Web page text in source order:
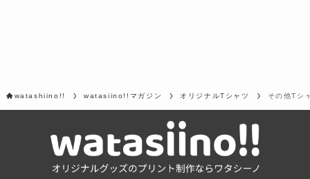
watashiino!! watasiino!!マガジン オリジナルTシャツ その他Tシ